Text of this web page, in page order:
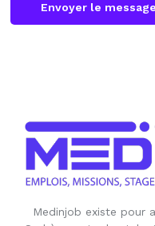
Envoyer le message
Medinjob existe pour